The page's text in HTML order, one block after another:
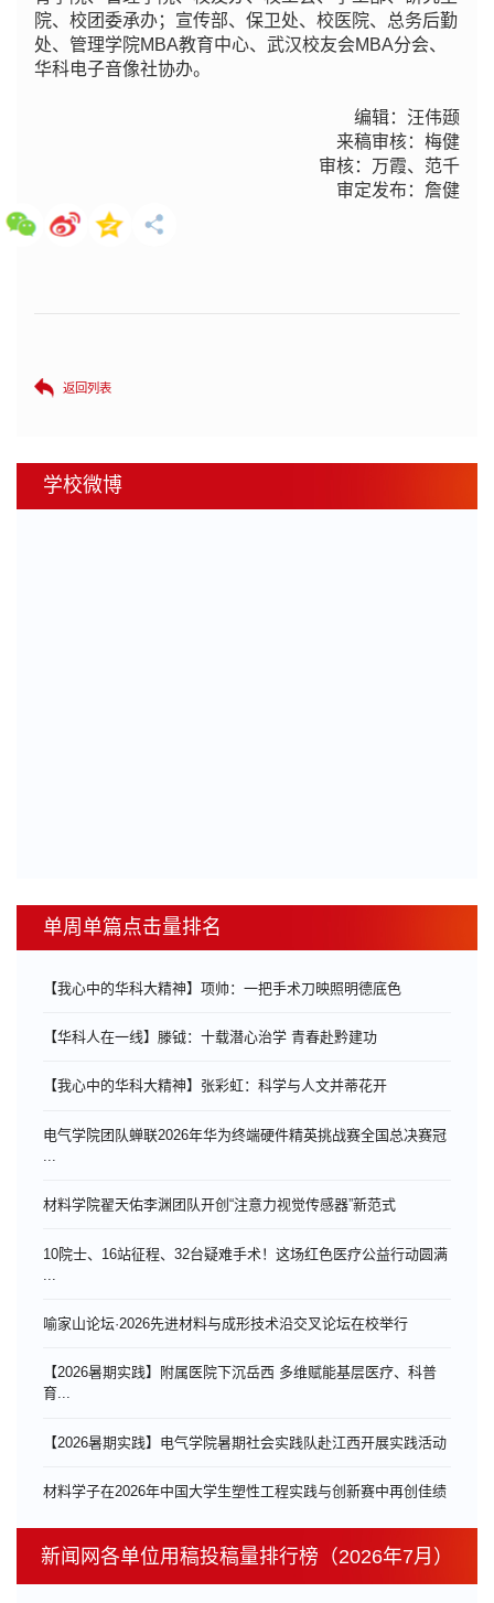
院、校团委承办；宣传部、保卫处、校医院、总务后勤
处、管理学院MBA教育中心、武汉校友会MBA分会、
华科电子音像社协办。
编辑：汪伟颋
来稿审核：梅健
审核：万霞、范千
审定发布：詹健
返回列表
学校微博
单周单篇点击量排名
【我心中的华科大精神】项帅：一把手术刀映照明德底色
【华科人在一线】滕钺：十载潜心治学 青春赴黔建功
【我心中的华科大精神】张彩虹：科学与人文并蒂花开
电气学院团队蝉联2026年华为终端硬件精英挑战赛全国总决赛冠
材料学院翟天佑李渊团队开创“注意力视觉传感器”新范式
10院士、16站征程、32台疑难手术！这场红色医疗公益行动圆满
喻家山论坛·2026先进材料与成形技术沿交叉论坛在校举行
【2026暑期实践】附属医院下沉岳西 多维赋能基层医疗、科普
育...
【2026暑期实践】电气学院暑期社会实践队赴江西开展实践活动
材料学子在2026年中国大学生塑性工程实践与创新赛中再创佳绩
新闻网各单位用稿投稿量排行榜（2026年7月）